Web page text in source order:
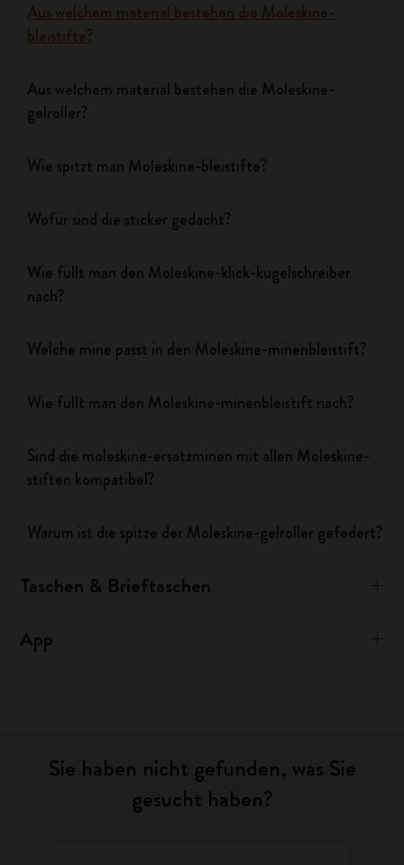
Aus welchem material bestehen die Moleskine-
bleistifte?
Aus welchem material bestehen die Moleskine-
gelroller?
Wie spitzt man Moleskine-bleistifte?
Wofür sind die sticker gedacht?
Wie füllt man den Moleskine-klick-kugelschreiber
nach?
Welche mine passt in den Moleskine-minenbleistift?
Wie füllt man den Moleskine-minenbleistift nach?
Sind die moleskine-ersatzminen mit allen Moleskine-
stiften kompatibel?
Warum ist die spitze der Moleskine-gelroller gefedert?
Taschen & Brieftaschen
App
Sie haben nicht gefunden, was Sie
gesucht haben?